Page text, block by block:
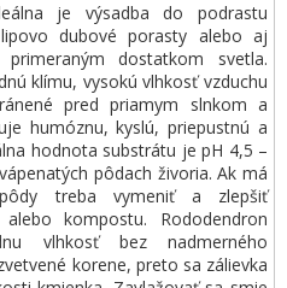
je výsadba do podrastu
dubové porasty alebo aj
dostatkom svetla.
klímu, vysokú vlhkosť vzduchu
pred priamym slnkom a
humóznu, kyslú, priepustnú a
hodnota substrátu je pH 4,5 –
pôdach živoria. Ak má
treba vymeniť a zlepšiť
kompostu. Rododendron
vlhkosť bez nadmerného
korene, preto sa zálievka